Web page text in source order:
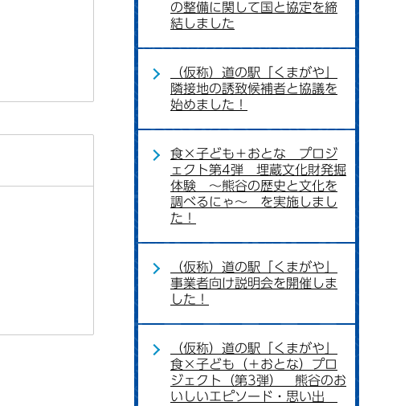
の整備に関して国と協定を締
結しました
（仮称）道の駅「くまがや」
隣接地の誘致候補者と協議を
始めました！
食×子ども＋おとな プロジ
ェクト第4弾 埋蔵文化財発掘
体験 ～熊谷の歴史と文化を
調べるにゃ～ を実施しまし
た！
（仮称）道の駅「くまがや」
事業者向け説明会を開催しま
した！
（仮称）道の駅「くまがや」
食×子ども（＋おとな）プロ
ジェクト（第3弾） 熊谷のお
いしいエピソード・思い出